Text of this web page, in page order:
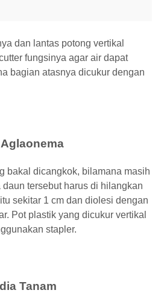
dan lantas potong vertikal
fungsinya agar air dapat
bagian atasnya dicukur dengan
bakal dicangkok, bilamana masih
tersebut harus di hilangkan
sekitar 1 cm dan diolesi dengan
Pot plastik yang dicukur vertikal
stapler.
Tanam